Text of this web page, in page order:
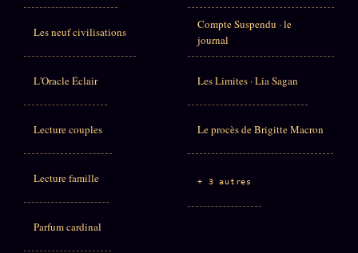
Les neuf civilisations
L'Oracle Éclair
Lecture couples
Lecture famille
Parfum cardinal
Compte Suspendu · le
journal
Les Limites · Lia Sagan
Le procès de Brigitte Macron
+ 3 autres